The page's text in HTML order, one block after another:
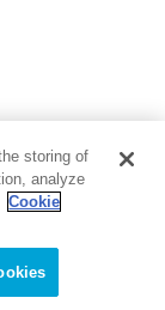
storing of
analyze
Cookie